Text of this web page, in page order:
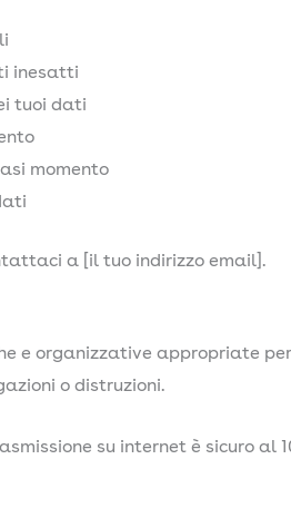
inesatti
tuoi dati
momento
a [il tuo indirizzo email].
e organizzative appropriate
o distruzioni.
su internet è sicuro al